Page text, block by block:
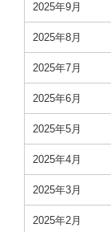
2025年9月
2025年8月
2025年7月
2025年6月
2025年5月
2025年4月
2025年3月
2025年2月